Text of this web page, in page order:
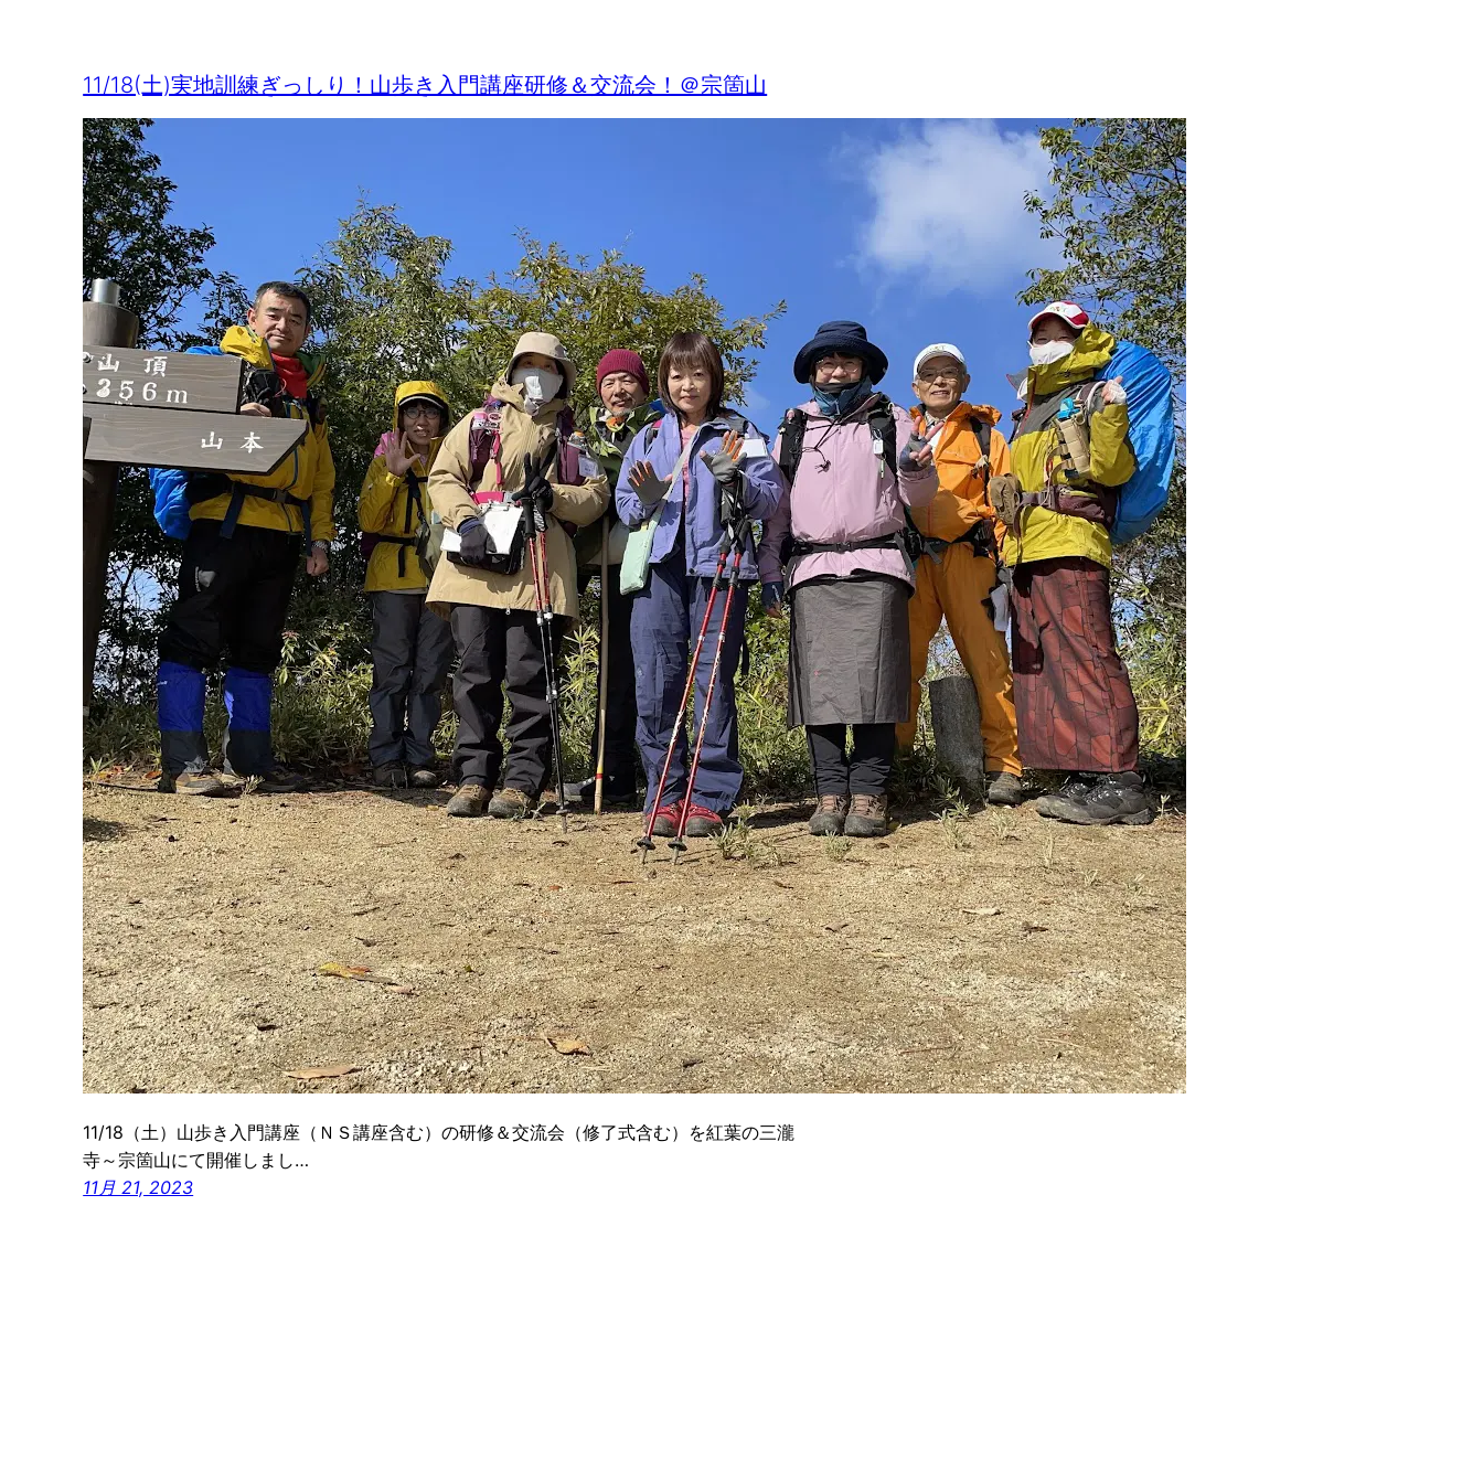
11/18(土)実地訓練ぎっしり！山歩き入門講座研修＆交流会！＠宗箇山
11/18（土）山歩き入門講座（ＮＳ講座含む）の研修＆交流会（修了式含む）を紅葉の三瀧
寺～宗箇山にて開催しまし…
11月 21, 2023